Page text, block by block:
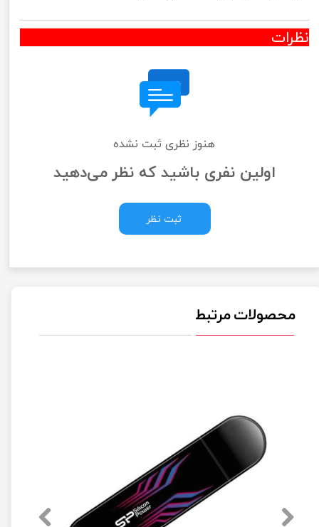
نظرات
هنوز نظری ثبت نشده
اولین نفری باشید که نظر می‌دهید
ثبت نظر
محصولات مرتبط